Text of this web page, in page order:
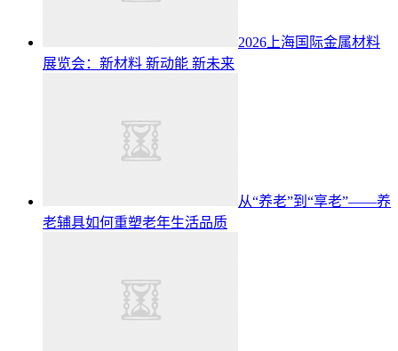
2026上海国际金属材料
展览会：新材料 新动能 新未来
从“养老”到“享老”——养
老辅具如何重塑老年生活品质